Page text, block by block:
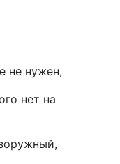
не нужен,
нет на